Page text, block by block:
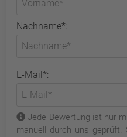
Nachname*:
E-Mail*:
Jede Bewertung ist nur
manuell durch uns geprüft.